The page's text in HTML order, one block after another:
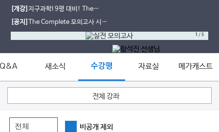
[개강]지구과학I 9평 대비! The
Complete 실전 모의고사 [시즌3]
[공지]The Complete 모의고사 시즌
2 등급컷!
1 /5
새소식 수강평 자료실 메가캐스트
전체 강좌
비공개 제외